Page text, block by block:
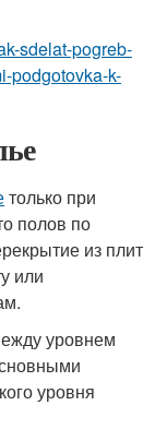
sdelat-pogreb-
podgotovka-k-
только при
полов по
из плит
или
уровнем
уровня